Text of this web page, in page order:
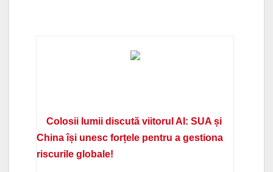
Colosii lumii discută viitorul AI: SUA și
China își unesc forțele pentru a gestiona
riscurile globale!